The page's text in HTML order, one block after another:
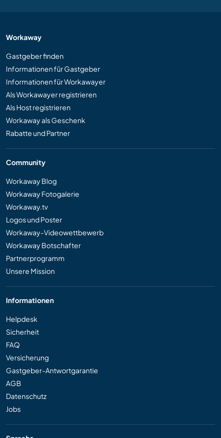
Workaway
Gastgeber finden
Informationen für Gastgeber
Informationen für Workawayer
Als Workawayer registrieren
Als Host registrieren
Workaway als Geschenk
Rabatte und Partner
Community
Workaway Blog
Workaway Fotogalerie
Workaway.tv
Logos und Poster
Workaway-Videowettbewerb
Workaway Botschafter
Partnerprogramm
Unsere Mission
Informationen
Helpdesk
Sicherheit
FAQ
Versicherung
Gastgeber-Antwortgarantie
AGB
Datenschutz
Jobs